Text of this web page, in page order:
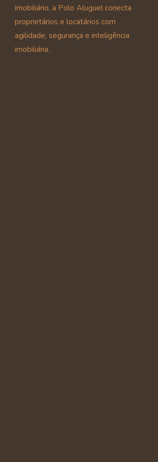
imobiliário, a Polo Aluguel conecta
proprietários e locatários com
agilidade, segurança e inteligência
imobiliária.